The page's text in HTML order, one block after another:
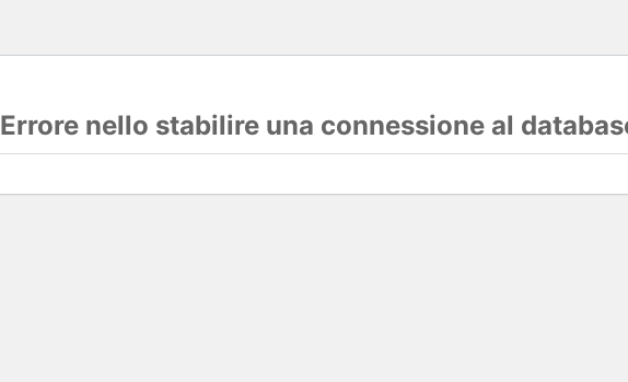
Errore nello stabilire una connessione al